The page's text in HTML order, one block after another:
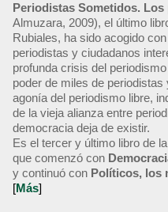
Periodistas Sometidos.
Almuzara, 2009), el último
Rubiales, ha sido acogido
periodistas y ciudadanos
profunda crisis del
poder de miles de
agonía del periodismo libre,
de la vieja alianza entre
democracia deja de existir.
Es el tercer y último libro de
que comenzó con
y continuó con Políticos, los
[Más]